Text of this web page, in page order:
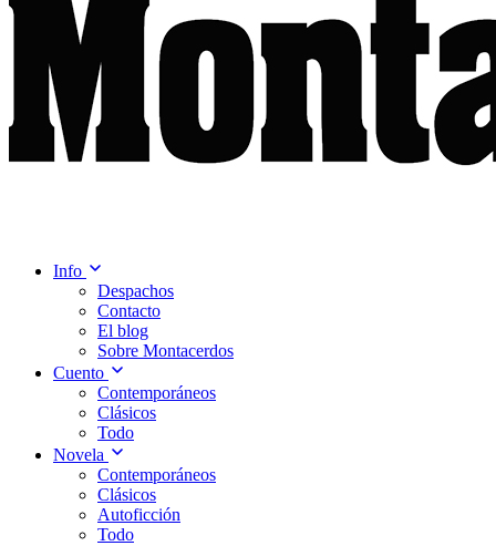
Info
Despachos
Contacto
El blog
Sobre Montacerdos
Cuento
Contemporáneos
Clásicos
Todo
Novela
Contemporáneos
Clásicos
Autoficción
Todo